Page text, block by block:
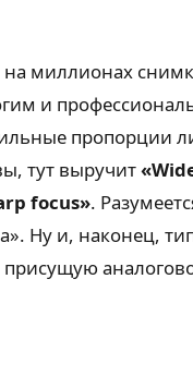
миллионах
и
тут выручит
focus».
Ну и, наконец,
присущую